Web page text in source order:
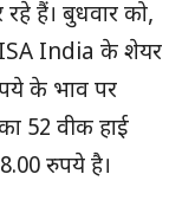
हैं। बुधवार को,
India के शेयर
के भाव पर
52 वीक हाई
रुपये है।